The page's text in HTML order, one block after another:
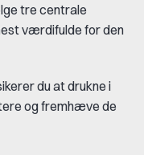
tre centrale
værdifulde for den
du at drukne i
og fremhæve de